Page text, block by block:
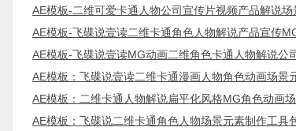
AE模板-二维可爱卡通人物公司宣传片视频产品解说场
AE模板-飞碟说壹读二维卡通角色人物解说产品宣传
AE模板-飞碟说壹读MG动画二维角色卡通人物解说公
AE模板：飞碟说壹读二维卡通漫画人物角色动画场景
AE模板：二维卡通人物解说扁平化风格MG角色动画
AE模板：飞碟说二维卡通角色人物场景元素制作工具